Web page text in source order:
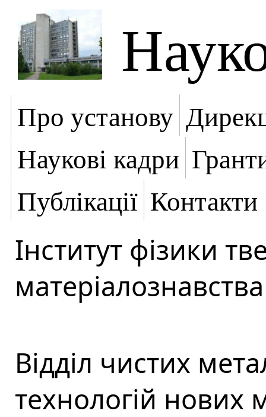
Про установу
Наукові кадри
Публікації Контакти
Інститут фізики
Відділ чистих
технологій нових